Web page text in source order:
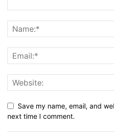
Save my name, email, and
next time I comment.